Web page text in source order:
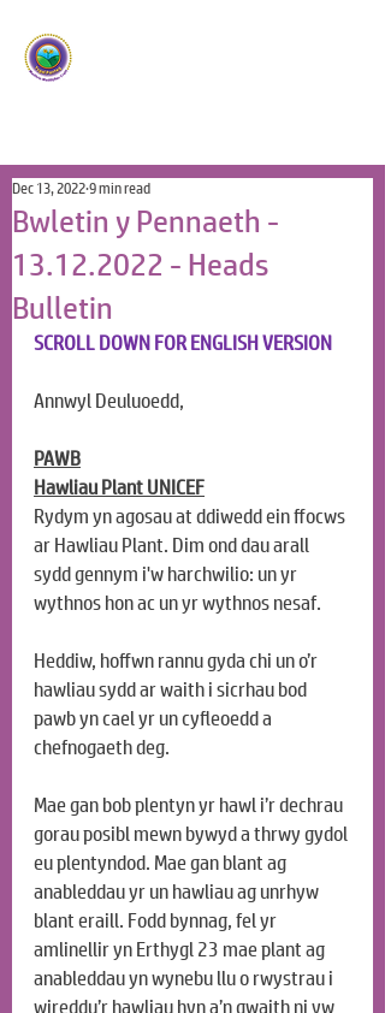
Bwletin y Pennaeth -
13.12.2022 - Heads
Bulletin
Dec 13, 20229 min read
SCROLL DOWN FOR ENGLISH VERSION
Annwyl Deuluoedd,
PAWB
Hawliau Plant UNICEF
Rydym yn agosau at ddiwedd ein ffocws
ar Hawliau Plant. Dim ond dau arall
sydd gennym i'w harchwilio: un yr
wythnos hon ac un yr wythnos nesaf.
Heddiw, hoffwn rannu gyda chi un o’r
hawliau sydd ar waith i sicrhau bod
pawb yn cael yr un cyfleoedd a
chefnogaeth deg.
Mae gan bob plentyn yr hawl i’r dechrau
gorau posibl mewn bywyd a thrwy gydol
eu plentyndod. Mae gan blant ag
anableddau yr un hawliau ag unrhyw
blant eraill. Fodd bynnag, fel yr
amlinellir yn Erthygl 23 mae plant ag
anableddau yn wynebu llu o rwystrau i
wireddu’r hawliau hyn a’n gwaith ni yw